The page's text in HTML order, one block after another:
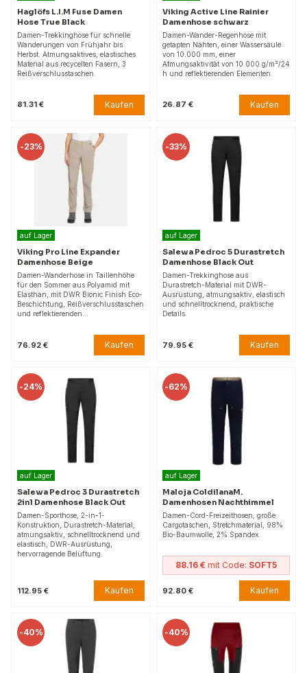
Haglöfs L.I.M Fuse Damen
Hose True Black
Damen-Trekkinghose für schnelle
Wanderungen von Frühjahr bis
Herbst. Atmungsaktives, elastisches
Material aus recycelten Fasern, 3
Reißverschlusstaschen.
81.31 € Kaufen
Viking Active Line Rainier
Damenhose schwarz
Damen-Wander-Regenhose mit
getapten Nähten, einer Wassersäule
von 10.000 mm, einer
Atmungsaktivität von 10.000 g/m²/24
h und reflektierenden Elementen.
26.87 € Kaufen
-23%
auf Lager
Viking Pro Line Expander
Damenhose Beige
Damen-Wanderhose in Taillenhöhe
für den Sommer aus Polyamid mit
Elasthan, mit DWR Bionic Finish Eco-
Beschichtung, Reißverschlusstaschen
und reflektierenden…
76.92 € Kaufen
-33%
auf Lager
Salewa Pedroc 5 Durastretch
Damenhose Black Out
Damen-Trekkinghose aus
Durastretch-Material mit DWR-
Ausrüstung, atmungsaktiv, elastisch
und schnelltrocknend, praktische
Details.
79.95 € Kaufen
-24%
auf Lager
Salewa Pedroc 3 Durastretch
2in1 Damenhose Black Out
Damen-Sporthose, 2-in-1-
Konstruktion, Durastretch-Material,
atmungsaktiv, schnelltrocknend und
elastisch, DWR-Ausrüstung,
hervorragende Belüftung.
112.95 € Kaufen
-62%
auf Lager
Maloja ColdilanaM.
Damenhosen Nachthimmel
Damen-Cord-Freizeithosen, große
Cargotaschen, Stretchmaterial, 98%
Bio-Baumwolle, 2% Spandex.
88.16 € mit Code: SOFT5
92.80 € Kaufen
-40% -40%